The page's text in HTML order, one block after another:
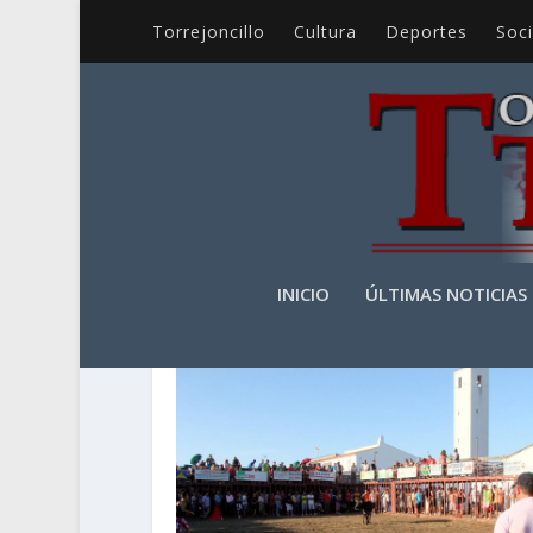
Torrejoncillo Cultura Deportes
INICIO ÚLTIMAS NOTICIAS
AUTOR:RICARDO